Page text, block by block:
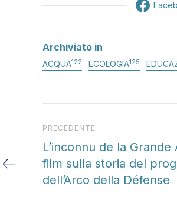
Archiviato in
ACQUA122 ECOLOGIA125
Articolo precedente
PRECEDENTE
L’inconnu de la Grande
film sulla storia del
dell’Arco della Défense